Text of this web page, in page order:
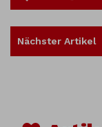
Nächster Artikel